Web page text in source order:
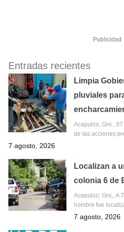
Publicidad
Entradas recientes
Limpia
pluviales
Acapulco, Gro.,
de las acciones
7 agosto, 2026
Localizan a
colonia 6 de
Acapulco; Gro,. A
hombre fue
7 agosto, 2026